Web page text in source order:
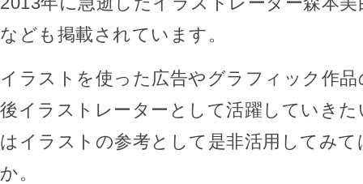
なども掲載されています。
イラストを使った広告やグラフィック作
後イラストレーターとして活躍していき
はイラストの参考として是非活用してみ
か。